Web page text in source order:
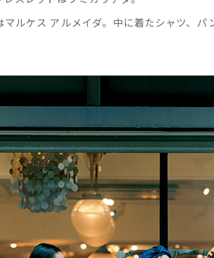
ルケス アルメイダ。中に着たシャツ、